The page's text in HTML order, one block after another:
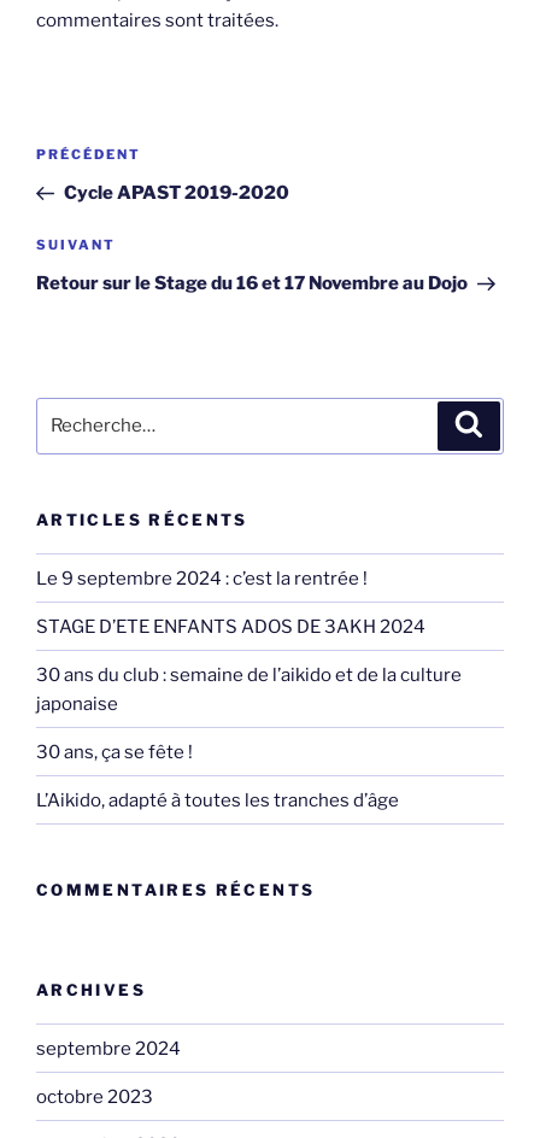
commentaires sont traitées.
Navigation
l’article
Article
précédent
PRÉCÉDENT
Cycle APAST 2019-2020
Article
suivant
SUIVANT
Retour sur le Stage du 16 et 17 Novembre au Dojo
pour
ARTICLES RÉCENTS
Le 9 septembre 2024 : c’est la rentrée !
STAGE D’ETE ENFANTS ADOS DE 3AKH 2024
30 ans du club : semaine de l’aikido et de la culture
japonaise
30 ans, ça se fête !
L’Aikido, adapté à toutes les tranches d’âge
COMMENTAIRES RÉCENTS
ARCHIVES
septembre 2024
octobre 2023